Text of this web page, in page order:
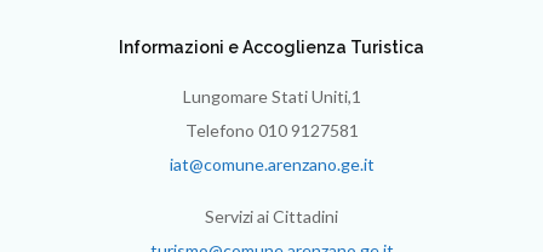
Informazioni e Accoglienza Turistica
Lungomare Stati Uniti,1
Telefono 010 9127581
iat@comune.arenzano.ge.it
Servizi ai Cittadini